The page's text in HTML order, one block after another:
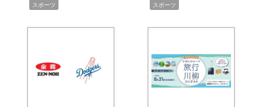
スポーツ スポーツ